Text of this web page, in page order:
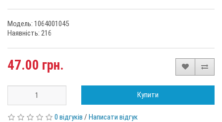
Модель: 1064001045
Наявність: 216
47.00 грн.
Купити
0 відгуків / Написати відгук